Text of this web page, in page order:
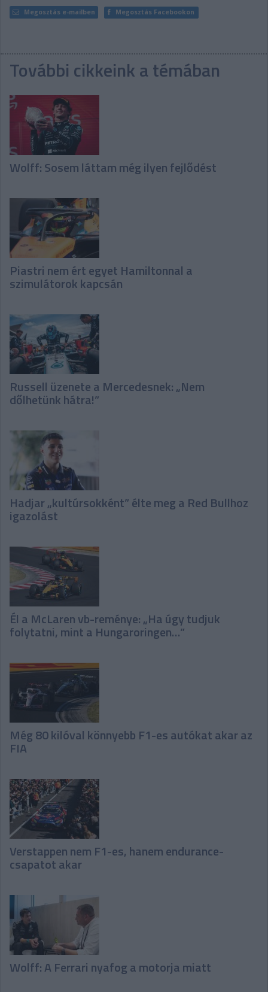
Megosztás e-mailben Megosztás Facebookon
További cikkeink a témában
Wolff: Sosem láttam még ilyen fejlődést
Piastri nem ért egyet Hamiltonnal a
szimulátorok kapcsán
Russell üzenete a Mercedesnek: „Nem
dőlhetünk hátra!”
Hadjar „kultúrsokként” élte meg a Red Bullhoz
igazolást
Él a McLaren vb-reménye: „Ha úgy tudjuk
folytatni, mint a Hungaroringen…”
Még 80 kilóval könnyebb F1-es autókat akar az
FIA
Verstappen nem F1-es, hanem endurance-
csapatot akar
Wolff: A Ferrari nyafog a motorja miatt